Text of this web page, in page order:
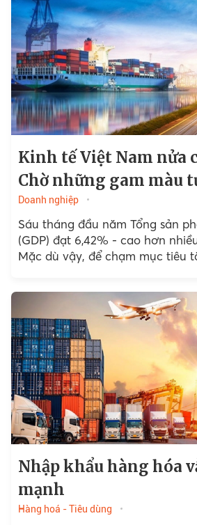
Kinh tế Việt Nam nửa
Chờ những gam màu
Doanh nghiệp
Sáu tháng đầu năm Tổng sản
(GDP) đạt 6,42% - cao hơn
Mặc dù vậy, để chạm mục tiêu
Nhập khẩu hàng hóa
mạnh
Hàng hoá - Tiêu dùng